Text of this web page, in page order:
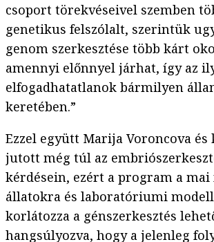
csoport törekvéseivel szemben
genetikus felszólalt, szerintük
genom szerkesztése több kárt
amennyi előnnyel járhat, így az
elfogadhatatlanok bármilyen
keretében.”
Ezzel együtt Marija Voroncova és
jutott még túl az
kérdésein, ezért a program a
állatokra és laboratóriumi
korlátozza a génszerkesztés
hangsúlyozva, hogy a jelenleg